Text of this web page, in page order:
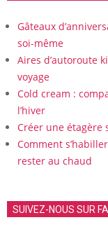
Gâteaux
soi-même
Aires d’autoroute
voyage
Cold cream :
l’hiver
Créer une étagère
Comment
rester au chaud
SUIVEZ-NOUS SUR